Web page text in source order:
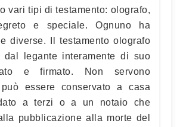
vari tipi di testamento: olografo,
e speciale. Ognuno ha
diverse. Il testamento olografo
dal legante interamente di suo
e firmato. Non servono
essere conservato a casa
a terzi o a un notaio che
pubblicazione alla morte del